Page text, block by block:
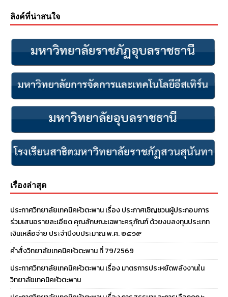
ลิงค์ที่น่าสนใจ
เรื่องล่าสุด
ประกาศวิทยาลัยเทคนิคหัวตะพาน เรื่อง ประกาศเชิญชวนผู้ประกอบการ
ร่วมเสนอรายละเอียด คุณลักษณะเฉพาะครุภัณฑ์ ด้วยงบลงทุนประเภท
เงินเหลือจ่าย ประจําปีงบประมาณ พ.ศ. ๒๕๖๙
คำสั่งวิทยาลัยเทคนิคหัวตะพาน ที่ 79/2569
ประกาศวิทยาลัยเทคนิคหัวตะพาน เรื่อง มาตรการประหยัดพลังงานใน
วิทยาลัยเทคนิคหัวตะพาน